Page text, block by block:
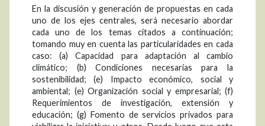
En la discusión y generación de propuestas en cada
uno de los ejes centrales, será necesario abordar
cada uno de los temas citados a continuación;
tomando muy en cuenta las particularidades en cada
caso: (a) Capacidad para adaptación al cambio
climático; (b) Condiciones necesarias para la
sostenibilidad; (e) Impacto económico, social y
ambiental; (e) Organización social y empresarial; (f)
Requerimientos de investigación, extensión y
educación; (g) Fomento de servicios privados para